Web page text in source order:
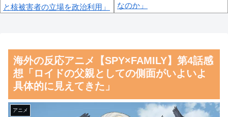
と核被害者の立場を政治利用」
てしまう…
磁気嵐、地球由来のイオンが
主導…JAXAの衛星「あらせ」
舌を絡ませて、唾液交換して
なのか」
外が超感動
韓国人「韓国サッカー協会の
審判買収、遂に海外でも話題
われる…（ﾌﾞﾙﾌﾞﾙ」＝韓国の
海外の反応アニメ【SPY×FAMILY】第4話感
想「ロイドの父親としての側面がいよいよ
具体的に見えてきた」
アニメ